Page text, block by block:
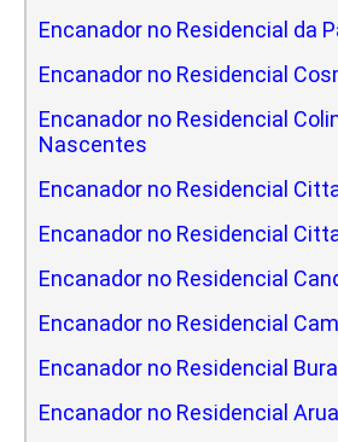
Encanador no Residencial da
Encanador no Residencial
Encanador no Residencial
Nascentes
Encanador no Residencial
Encanador no Residencial
Encanador no Residencial
Encanador no Residencial
Encanador no Residencial
Encanador no Residencial